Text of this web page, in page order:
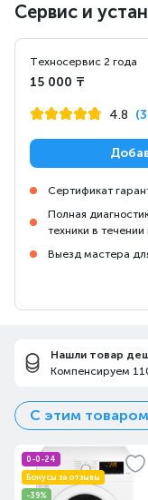
Сервис и
Техносервис 2 года
15 000 ₸
4.8
Сертификат
Полная
техники в
Выезд мастера
Нашли товар
Компенсируем
С этим
0-0-24
Бонусы за отзывы
-39%